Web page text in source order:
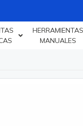
HERRAMIENTAS
MANUALES